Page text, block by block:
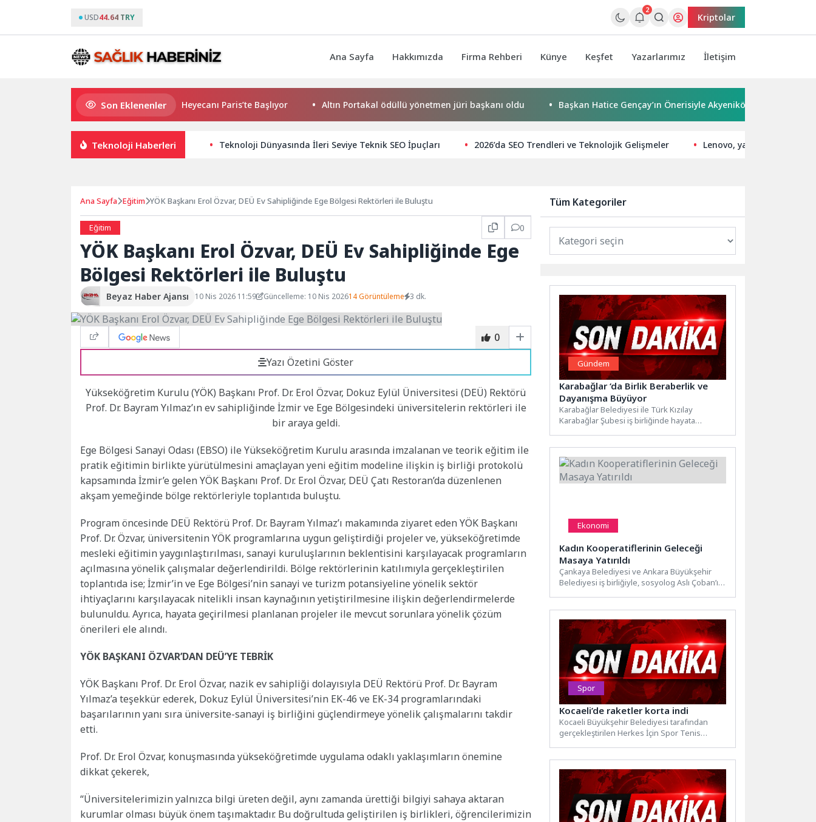
USD44.64 TRY
2
Kriptolar
Ana Sayfa Hakkımızda Firma Rehberi Künye Keşfet Yazarlarımız İletişim
Son Eklenenler
2026 PUBG Mobile World Cup Heyecanı Paris’te Başlıyor Altın Portakal ödüllü yönetmen jüri başkanı oldu Başkan Hatice Gençay’ın Önerisiyle Akyeniköy Düğün Salonu Yıl
Teknoloji Haberleri Teknoloji Dünyasında İleri Seviye Teknik SEO İpuçları 2026’da SEO Trendleri ve Teknolojik Gelişmeler Lenovo, yapay zekayı
Ana Sayfa Eğitim YÖK Başkanı Erol Özvar, DEÜ Ev Sahipliğinde Ege Bölgesi Rektörleri ile Buluştu
Eğitim 0
YÖK Başkanı Erol Özvar, DEÜ Ev Sahipliğinde Ege
Bölgesi Rektörleri ile Buluştu
Beyaz Haber Ajansı 10 Nis 2026 11:59 Güncelleme: 10 Nis 202614 Görüntüleme 3 dk.
0
Yazı Özetini Göster
Yükseköğretim Kurulu (YÖK) Başkanı Prof. Dr. Erol Özvar, Dokuz Eylül Üniversitesi (DEÜ) Rektörü
Prof. Dr. Bayram Yılmaz’ın ev sahipliğinde İzmir ve Ege Bölgesindeki üniversitelerin rektörleri ile
bir araya geldi.
Ege Bölgesi Sanayi Odası (EBSO) ile Yükseköğretim Kurulu arasında imzalanan ve teorik eğitim ile
pratik eğitimin birlikte yürütülmesini amaçlayan yeni eğitim modeline ilişkin iş birliği protokolü
kapsamında İzmir’e gelen YÖK Başkanı Prof. Dr. Erol Özvar, DEÜ Çatı Restoran’da düzenlenen
akşam yemeğinde bölge rektörleriyle toplantıda buluştu.
Program öncesinde DEÜ Rektörü Prof. Dr. Bayram Yılmaz’ı makamında ziyaret eden YÖK Başkanı
Prof. Dr. Özvar, üniversitenin YÖK programlarına uygun geliştirdiği projeler ve, yükseköğretimde
mesleki eğitimin yaygınlaştırılması, sanayi kuruluşlarının beklentisini karşılayacak programların
açılmasına yönelik çalışmalar değerlendirildi. Bölge rektörlerinin katılımıyla gerçekleştirilen
toplantıda ise; İzmir’in ve Ege Bölgesi’nin sanayi ve turizm potansiyeline yönelik sektör
ihtiyaçlarını karşılayacak nitelikli insan kaynağının yetiştirilmesine ilişkin değerlendirmelerde
bulunuldu. Ayrıca, hayata geçirilmesi planlanan projeler ile mevcut sorunlara yönelik çözüm
önerileri ele alındı.
YÖK BAŞKANI ÖZVAR’DAN DEÜ’YE TEBRİK
YÖK Başkanı Prof. Dr. Erol Özvar, nazik ev sahipliği dolayısıyla DEÜ Rektörü Prof. Dr. Bayram
Yılmaz’a teşekkür ederek, Dokuz Eylül Üniversitesi’nin EK-46 ve EK-34 programlarındaki
başarılarının yanı sıra üniversite-sanayi iş birliğini güçlendirmeye yönelik çalışmalarını takdir
etti.
Prof. Dr. Erol Özvar, konuşmasında yükseköğretimde uygulama odaklı yaklaşımların önemine
dikkat çekerek,
“Üniversitelerimizin yalnızca bilgi üreten değil, aynı zamanda ürettiği bilgiyi sahaya aktaran
kurumlar olması büyük önem taşımaktadır. Bu doğrultuda geliştirilen iş birlikleri, öğrencilerimizin
Tüm Kategoriler
Gündem
Karabağlar ‘da Birlik Beraberlik ve
Dayanışma Büyüyor
Karabağlar Belediyesi ile Türk Kızılay
Karabağlar Şubesi iş birliğinde hayata
Ekonomi
Kadın Kooperatiflerinin Geleceği
Masaya Yatırıldı
Çankaya Belediyesi ve Ankara Büyükşehir
Belediyesi iş birliğiyle, sosyolog Aslı Çoban’ın
Spor
Kocaeli’de raketler korta indi
Kocaeli Büyükşehir Belediyesi tarafından
gerçekleştirilen Herkes İçin Spor Tenis